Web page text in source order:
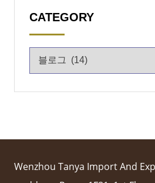
CATEGORY
Wenzhou Tanya Import And